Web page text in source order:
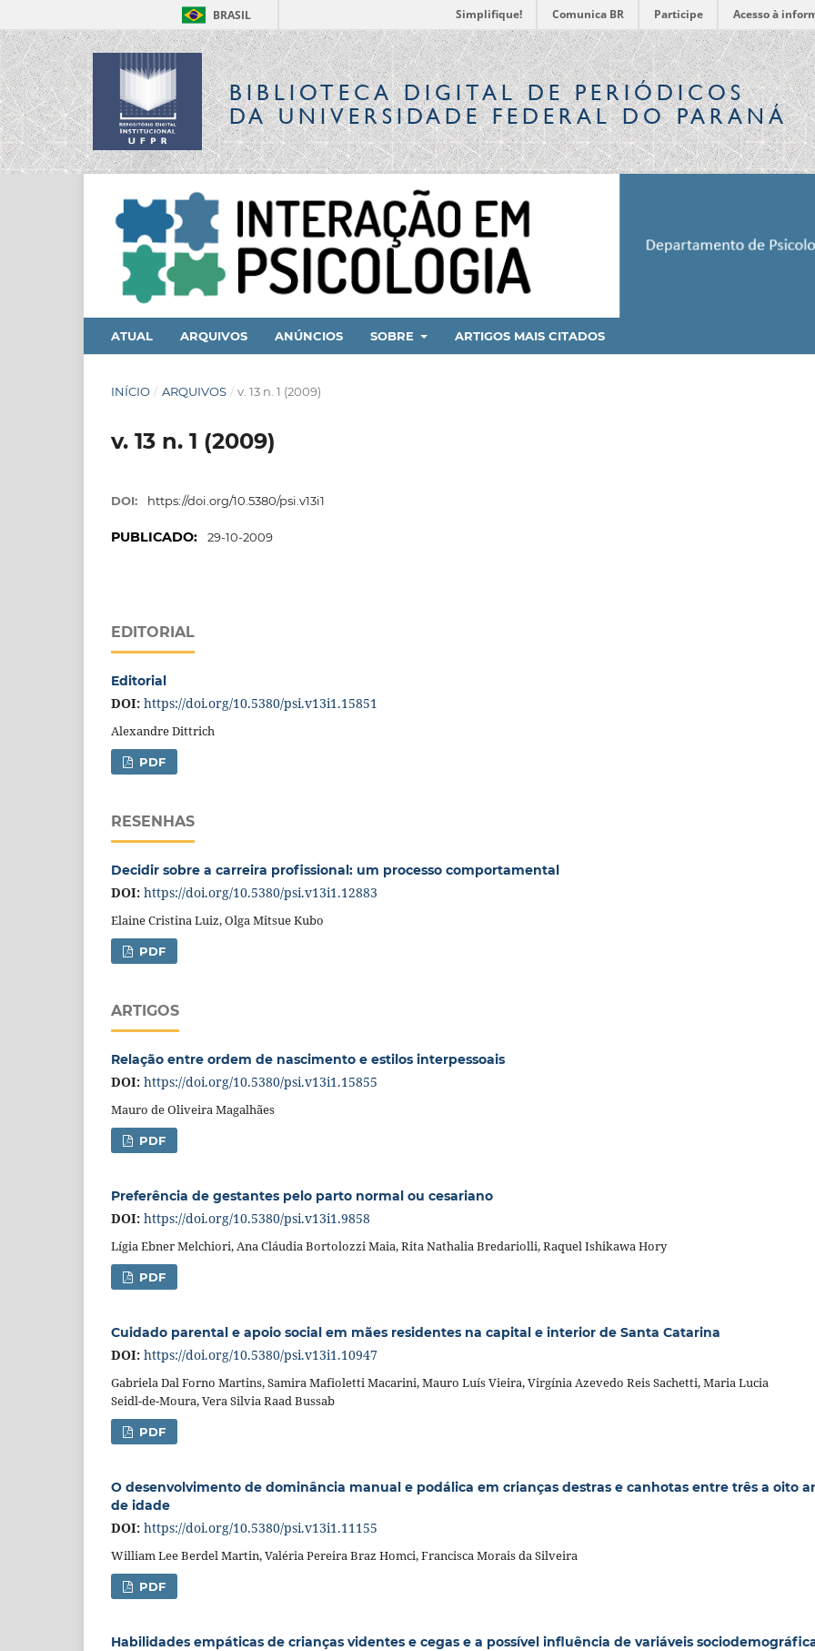
BRASIL Simplifique! Comunica BR Participe Acesso à
BIBLIOTECA DIGITALDE PERIÓDICOS
DA UNIVERSIDADE FEDERAL DO PARANÁ
ATUAL ARQUIVOS ANÚNCIOS SOBRE ARTIGOS MAIS CITADOS
INÍCIO / ARQUIVOS / v. 13 n. 1 (2009)
v. 13 n. 1 (2009)
DOI: https://doi.org/10.5380/psi.v13i1
PUBLICADO: 29-10-2009
EDITORIAL
Editorial
DOI: https://doi.org/10.5380/psi.v13i1.15851
Alexandre Dittrich
PDF
RESENHAS
Decidir sobre a carreira profissional: um processo comportamental
DOI: https://doi.org/10.5380/psi.v13i1.12883
Elaine Cristina Luiz, Olga Mitsue Kubo
PDF
ARTIGOS
Relação entre ordem de nascimento e estilos interpessoais
DOI: https://doi.org/10.5380/psi.v13i1.15855
Mauro de Oliveira Magalhães
PDF
Preferência de gestantes pelo parto normal ou cesariano
DOI: https://doi.org/10.5380/psi.v13i1.9858
Lígia Ebner Melchiori, Ana Cláudia Bortolozzi Maia, Rita Nathalia Bredariolli, Raquel Ishikawa Hory
PDF
Cuidado parental e apoio social em mães residentes na capital e interior de Santa Catarina
DOI: https://doi.org/10.5380/psi.v13i1.10947
Gabriela Dal Forno Martins, Samira Mafioletti Macarini, Mauro Luís Vieira, Virgínia Azevedo Reis Sachetti, Maria Lucia
Seidl-de-Moura, Vera Silvia Raad Bussab
PDF
O desenvolvimento de dominância manual e podálica em crianças destras e canhotas entre três a oito
de idade
DOI: https://doi.org/10.5380/psi.v13i1.11155
William Lee Berdel Martin, Valéria Pereira Braz Homci, Francisca Morais da Silveira
PDF
Habilidades empáticas de crianças videntes e cegas e a possível influência de variáveis